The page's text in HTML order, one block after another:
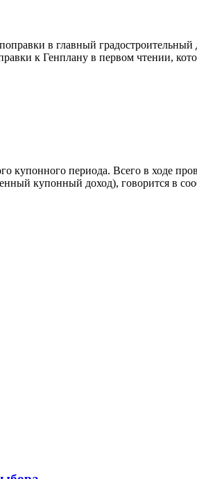
в главный градостроительный
к Генплану в первом чтении,
купонного периода. Всего в ходе
купонный доход), говорится в